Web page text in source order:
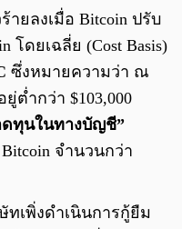
ายลงเมื่อ Bitcoin ปรับ
ดยเฉลี่ย (Cost Basis)
ซึ่งหมายความว่า ณ
ต่ำกว่า $103,000
ดทุนในทางบัญชี”
จำนวนกว่า
ทเพิ่งดำเนินการกู้ยืม